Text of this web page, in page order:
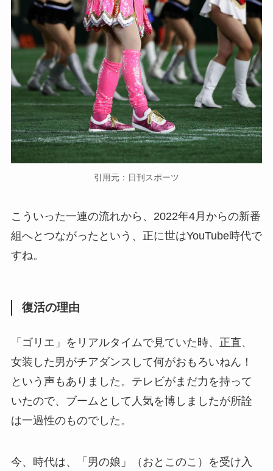
引用元：日刊スポーツ
こういった一連の流れから、2022年4月からの新番
組へとつながったという、正に世はYouTube時代で
すね。
復活の理由
「ゴリエ」をリアルタイムで見ていた時、正直、
女装した男がチアダンスして何がおもろいねん！
という声もありました。テレビがまだ力を持って
いたので、ブームとして人気を博しましたが所詮
は一過性のものでした。
今、時代は、「男の娘」（おとこのこ）を受け入